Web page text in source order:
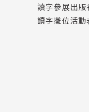
讀字參展出版
讀字攤位活動